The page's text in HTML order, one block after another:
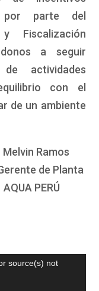
por parte del
Fiscalización
a seguir
actividades
con el
de un ambiente
Melvin Ramos
de Planta
AQUA PERÚ
source(s) not